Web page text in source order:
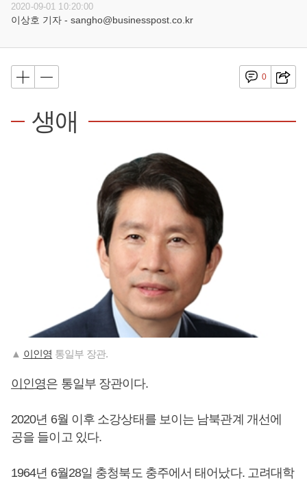
2020-09-01 10:20:00
이상호 기자 - sangho@businesspost.co.kr
0
생애
▲ 이인영 통일부 장관.
이인영은 통일부 장관이다.
2020년 6월 이후 소강상태를 보이는 남북관계 개선에
공을 들이고 있다.
1964년 6월28일 충청북도 충주에서 태어났다. 고려대학